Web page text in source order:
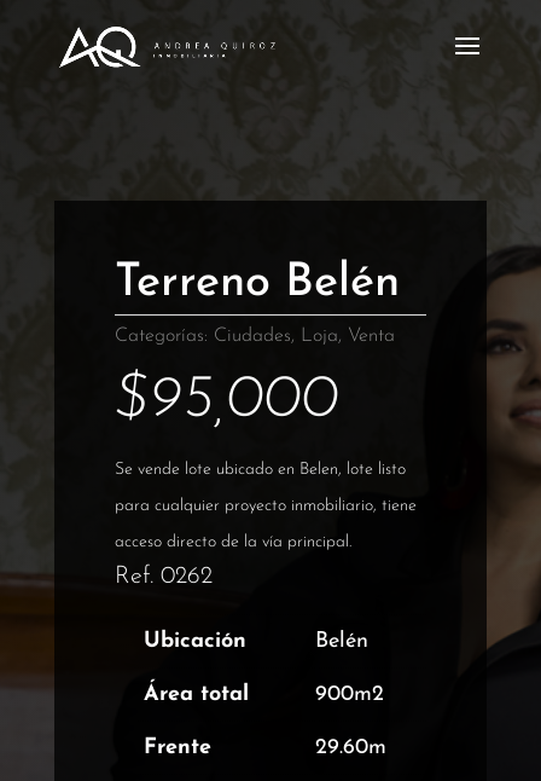
Terreno Belén
Categorías: Ciudades, Loja, Venta
$95,000
Se vende lote ubicado en Belen, lote listo
para cualquier proyecto inmobiliario, tiene
acceso directo de la vía principal.
Ref. 0262
Ubicación Belén
Área total 900m2
Frente 29.60m